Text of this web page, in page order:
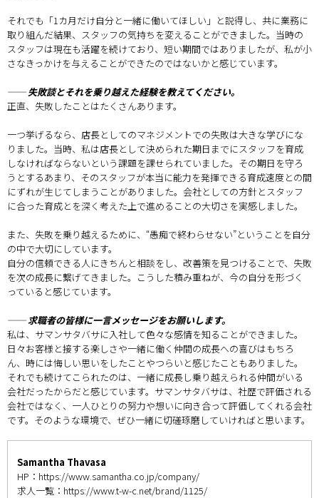
それでも「1カ月だけ自分と一緒に働いてほしい」と説得し、共に業務に
取り組んだ結果、スタッフの気持ちを変えることができました。当時の
スタッフは現在も活躍を続けており、短い期間ではありましたが、私が小
さなきっかけを与えることができたのではないかと感じています。
── 失敗談とそれを乗り越えた経験を教えてください。
正直、失敗したことはたくさんあります。
一つ挙げるなら、店長としてのマネジメントでの失敗は大きな学びにな
りました。当時、私は店長として決められた期日までにスタッフを育成
しなければならないという課題を課せられていました。その期日を守ろ
うとするあまり、そのスタッフが本当に能力を発揮できる育成速度との間
にずれが生じてしまうことがありました。会社としての方針とスタッフ
に合った育成とを深く考えた上で進めることの大切さを実感しました。
また、失敗を乗り越えるために、“愚痴で終わらせない”ということを自分
の中で大切にしています。
自分の信頼できる人にきちんと相談をし、改善策を見つけることで、失敗
を次の成長に繋げてきました。こうした積み重ねが、今の自分を形づく
っていると感じています。
── 求職者の皆様に一言メッセージをお願いします。
私は、サマンサタバサに入社して色々な感情を知ることができました。
日々お客様と接する楽しさや一緒に働く仲間の成長への喜びはもちろ
ん、時には悔しい思いをしたことやつらいと感じたこともありました。
それでも続けてこられたのは、一緒に成長し乗り越えられる仲間がいる
会社だったからだと感じています。サマンサタバサは、社歴で評価される
会社ではなく、一人ひとりの努力や想いに向き合って評価してくれる会社
です。そのような環境で、ぜひ一緒に切磋琢磨していければと思います。
Samantha Thavasa
HP： https://www.samantha.co.jp/company/
求人一覧： https://www.t-w-c.net/brand/1125/